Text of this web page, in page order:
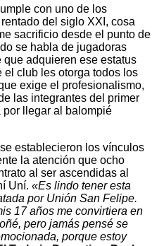
con uno de los
del siglo XXI, cosa
sacrificio desde el punto de
se habla de jugadoras
adquieren ese estatus
el club les otorga todos los
exige el profesionalismo,
las integrantes del primer
llegar al balompié
establecieron los vínculos
la atención que ocho
al ser ascendidas al
Uní. «Es lindo tener esta
por Unión San Felipe.
17 años me convirtiera en
pero jamás pensé se
porque estoy